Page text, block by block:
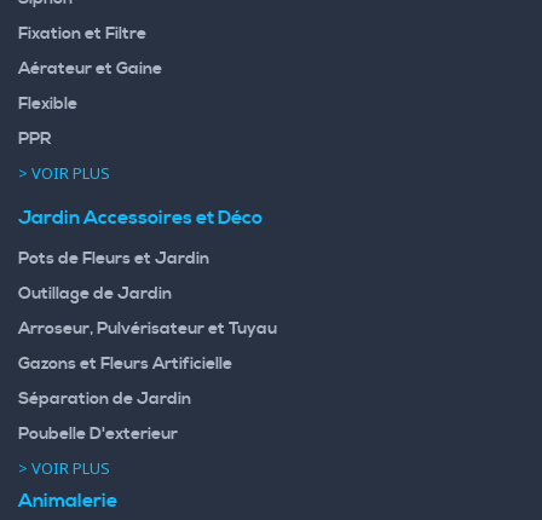
Fixation et Filtre
Aérateur et Gaine
Flexible
PPR
> VOIR PLUS
Jardin Accessoires et Déco
Pots de Fleurs et Jardin
Outillage de Jardin
Arroseur, Pulvérisateur et Tuyau
Gazons et Fleurs Artificielle
Séparation de Jardin
Poubelle D'exterieur
> VOIR PLUS
Animalerie